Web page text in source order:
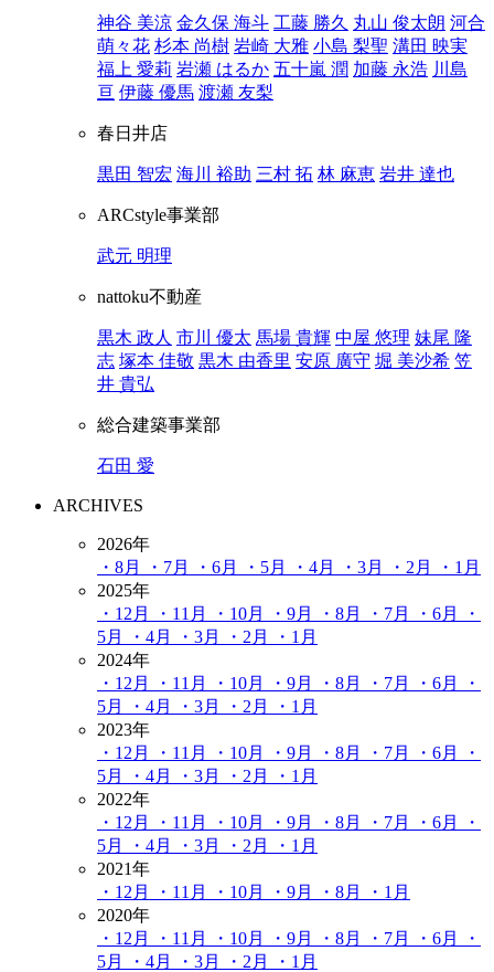
神谷 美涼 金久保 海斗 工藤 勝久 丸山 俊太朗 河合
萌々花 杉本 尚樹 岩崎 大雅 小島 梨聖 溝田 映実
福上 愛莉 岩瀬 はるか 五十嵐 潤 加藤 永浩 川島
亘 伊藤 優馬 渡瀬 友梨
春日井店
黒田 智宏 海川 裕助 三村 拓 林 麻恵 岩井 達也
ARCstyle事業部
武元 明理
nattoku不動産
黒木 政人 市川 優太 馬場 貴輝 中屋 悠理 妹尾 隆
志 塚本 佳敬 黒木 由香里 安原 廣守 堀 美沙希 笠
井 貴弘
総合建築事業部
石田 愛
ARCHIVES
2026年
・8月
・7月 ・6月 ・5月 ・4月 ・3月 ・2月
・1月
2025年
・12月
・11月 ・10月 ・9月 ・8月 ・7月 ・6月
・
5月
・4月 ・3月 ・2月
・1月
2024年
・12月
・11月 ・10月 ・9月 ・8月 ・7月 ・6月
・
5月
・4月 ・3月 ・2月
・1月
2023年
・12月
・11月 ・10月 ・9月 ・8月 ・7月 ・6月
・
5月
・4月 ・3月 ・2月
・1月
2022年
・12月
・11月 ・10月 ・9月 ・8月 ・7月 ・6月
・
5月
・4月 ・3月 ・2月
・1月
2021年
・12月
・11月 ・10月 ・9月 ・8月
・1月
2020年
・12月
・11月 ・10月 ・9月 ・8月 ・7月 ・6月
・
5月
・4月 ・3月 ・2月
・1月